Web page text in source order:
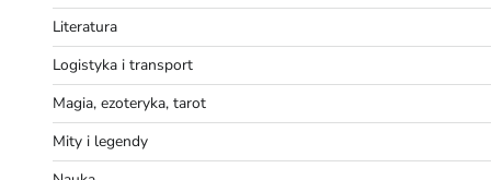
Literatura
Logistyka i transport
Magia, ezoteryka, tarot
Mity i legendy